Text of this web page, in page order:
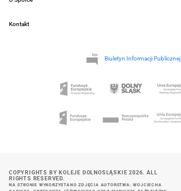
Kontakt
Biuletyn Informacji Publicznej
COPYRIGHTS BY KOLEJE DOLNOSLĄSKIE 2026. ALL
RIGHTS RESERVED.
NA STRONIE WYKORZYSTANO ZDJĘCIA AUTORSTWA: WOJCIECHA